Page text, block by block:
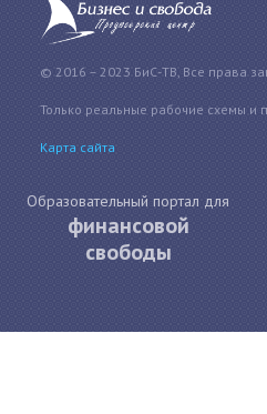
© 2016 – 2023 БиС-ТВ, Все права
Только реальные рабочие схемы и
Карта сайта
Образовательный портал для
финансовой
свободы